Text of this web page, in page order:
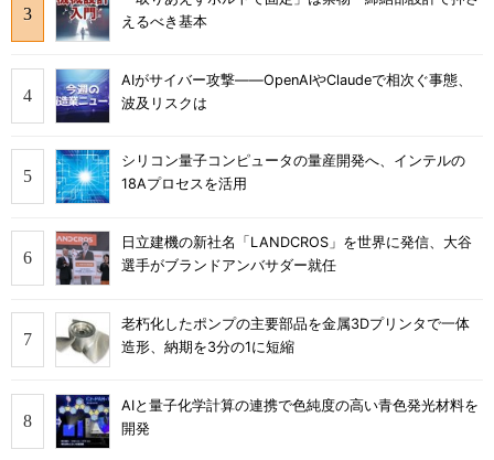
えるべき基本
AIがサイバー攻撃――OpenAIやClaudeで相次ぐ事態、
波及リスクは
シリコン量子コンピュータの量産開発へ、インテルの
18Aプロセスを活用
日立建機の新社名「LANDCROS」を世界に発信、大谷
選手がブランドアンバサダー就任
老朽化したポンプの主要部品を金属3Dプリンタで一体
造形、納期を3分の1に短縮
AIと量子化学計算の連携で色純度の高い青色発光材料を
開発